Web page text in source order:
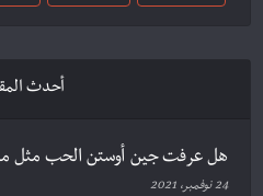
أحدث
هل عرفت جين أوستن الحب مثل
24 نوفمبر، 2021